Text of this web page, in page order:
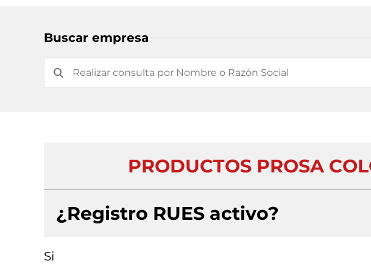
Buscar empresa
PRODUCTOS PROSA
¿Registro RUES activo?
Si